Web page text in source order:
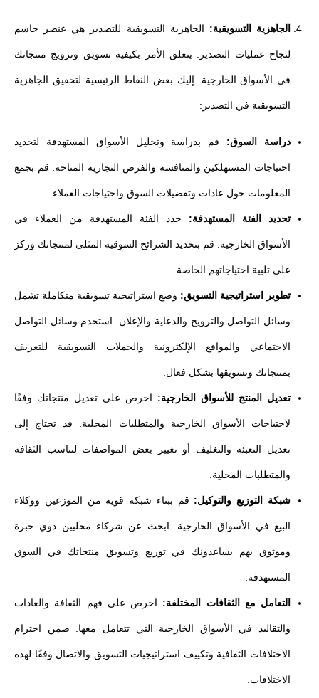
الجاهزية التسويقية: الجاهزية التسويقية للتصدير هي عنصر حاسم
لنجاح عمليات التصدير. يتعلق الأمر بكيفية تسويق وترويج منتجاتك
في الأسواق الخارجية. إليك بعض النقاط الرئيسية لتحقيق الجاهزية
التسويقية في التصدير:
دراسة السوق: قم بدراسة وتحليل الأسواق المستهدفة لتحديد
احتياجات المستهلكين والمنافسة والفرص التجارية المتاحة. قم بجمع
المعلومات حول عادات وتفضيلات السوق واحتياجات العملاء.
تحديد الفئة المستهدفة: حدد الفئة المستهدفة من العملاء في
الأسواق الخارجية. قم بتحديد الشرائح السوقية المثلى لمنتجاتك وركز
على تلبية احتياجاتهم الخاصة.
تطوير استراتيجية التسويق: وضع استراتيجية تسويقية متكاملة تشمل
وسائل التواصل والترويج والدعاية والإعلان. استخدم وسائل التواصل
الاجتماعي والمواقع الإلكترونية والحملات التسويقية للتعريف
بمنتجاتك وتسويقها بشكل فعال.
تعديل المنتج للأسواق الخارجية: احرص على تعديل منتجاتك وفقًا
لاحتياجات الأسواق الخارجية والمتطلبات المحلية. قد تحتاج إلى
تعديل التعبئة والتغليف أو تغيير بعض المواصفات لتناسب الثقافة
والمتطلبات المحلية.
شبكة التوزيع والتوكيل: قم ببناء شبكة قوية من الموزعين ووكلاء
البيع في الأسواق الخارجية. ابحث عن شركاء محليين ذوي خبرة
وموثوق بهم يساعدونك في توزيع وتسويق منتجاتك في السوق
المستهدفة.
التعامل مع الثقافات المختلفة: احرص على فهم الثقافة والعادات
والتقاليد في الأسواق الخارجية التي تتعامل معها. ضمن احترام
الاختلافات الثقافية وتكييف استراتيجيات التسويق والاتصال وفقًا لهذه
الاختلافات.